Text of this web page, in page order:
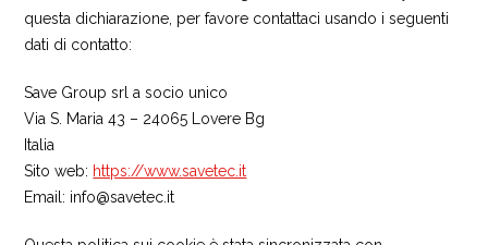
questa dichiarazione, per favore contattaci usando i seguenti
dati di contatto:
Save Group srl a socio unico
Via S. Maria 43 – 24065 Lovere Bg
Italia
Sito web: https://www.savetec.it
Email: info@savetec.it